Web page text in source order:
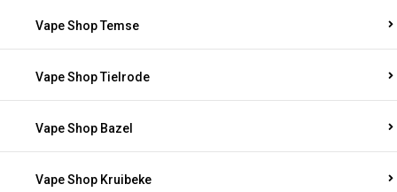
Vape Shop Temse
Vape Shop Tielrode
Vape Shop Bazel
Vape Shop Kruibeke